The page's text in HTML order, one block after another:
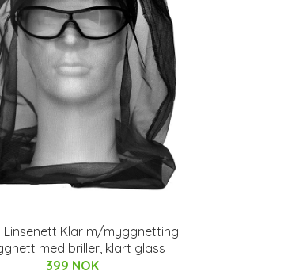
Linsenett Klar m/myggnetting
med briller, klart glass
399 NOK